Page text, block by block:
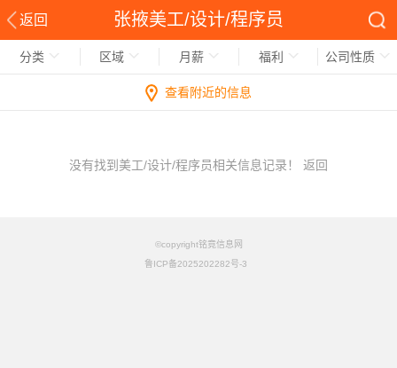
返回 张掖美工/设计/程序员
分类 区域 月薪 福利 公司性质
查看附近的信息
没有找到美工/设计/程序员相关信息记录！ 返回
©copyright铭竟信息网
鲁ICP备2025202282号-3